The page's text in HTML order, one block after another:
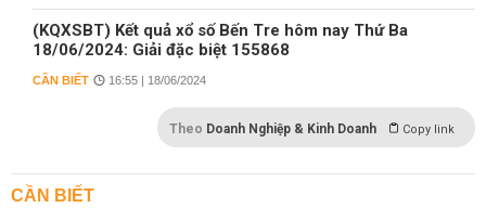
(KQXSBT) Kết quả xổ số Bến Tre hôm nay Thứ Ba
18/06/2024: Giải đặc biệt 155868
CẦN BIẾT 16:55 | 18/06/2024
Theo Doanh Nghiệp & Kinh Doanh Copy link
CẦN BIẾT